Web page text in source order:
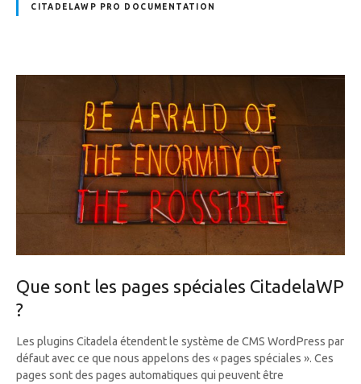
CITADELAWP PRO DOCUMENTATION
Que sont les pages spéciales CitadelaWP
?
Les plugins Citadela étendent le système de CMS WordPress par
défaut avec ce que nous appelons des « pages spéciales ». Ces
pages sont des pages automatiques qui peuvent être